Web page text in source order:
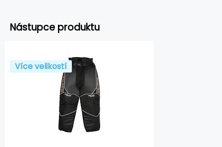
Nástupce produktu
Více velikostí